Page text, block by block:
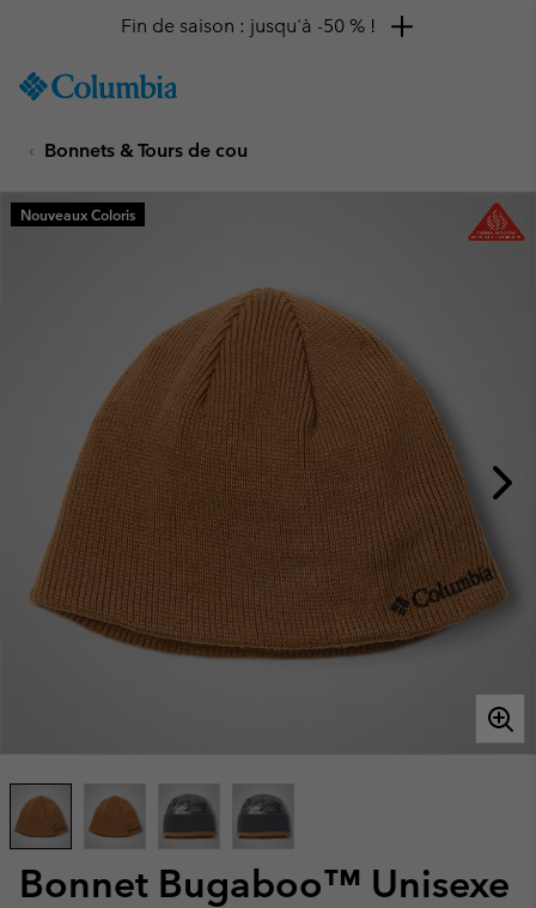
TO
SKIP
MAIN
NAV
Fin de saison : jusqu'à -50 % !
Bonnets & Tours de cou
Bonnet Bugaboo™ Unisexe
Nouveaux Coloris